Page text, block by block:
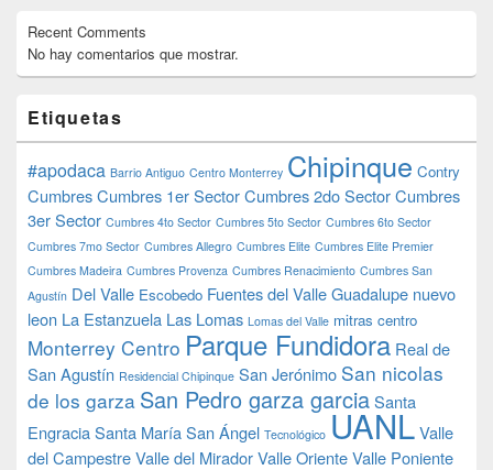
Recent Comments
No hay comentarios que mostrar.
Etiquetas
#apodaca Barrio Antiguo Centro Monterrey Chipinque Contry
CumbresCumbres 1er SectorCumbres 2do SectorCumbres
3er Sector Cumbres 4to Sector Cumbres 5to Sector Cumbres 6to Sector
Cumbres 7mo Sector Cumbres Allegro Cumbres Elite Cumbres Elite Premier
Cumbres Madeira Cumbres Provenza Cumbres Renacimiento Cumbres San
Agustín Del Valle Escobedo Fuentes del ValleGuadalupe nuevo
leon La Estanzuela Las Lomas Lomas del Valle mitras centro
Monterrey Centro Parque Fundidora Real de
San Agustín Residencial Chipinque San Jerónimo San nicolas
de los garza San Pedro garza garciaSanta
EngraciaSanta MaríaSan Ángel Tecnológico UANLValle
del CampestreValle del MiradorValle OrienteValle Poniente